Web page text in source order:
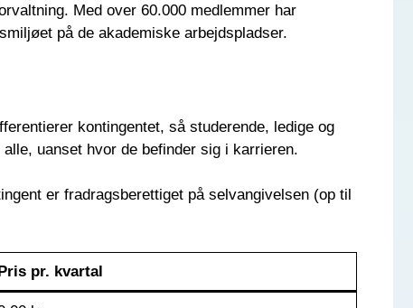
Med over 60.000 medlemmer har
på de akademiske arbejdspladser.
kontingentet, så studerende, ledige og
uanset hvor de befinder sig i karrieren.
er fradragsberettiget på selvangivelsen (op til
pr. kvartal